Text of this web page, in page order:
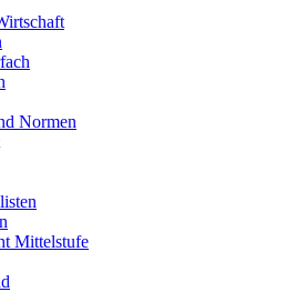
Normen
Mittelstufe